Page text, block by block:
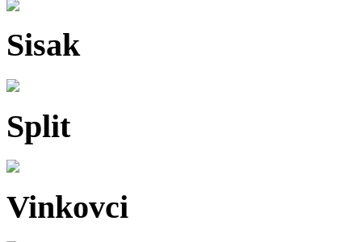
Sisak
Split
Vinkovci